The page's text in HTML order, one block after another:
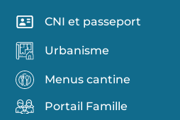
CNI et passeport
Urbanisme
Menus cantine
Portail Famille